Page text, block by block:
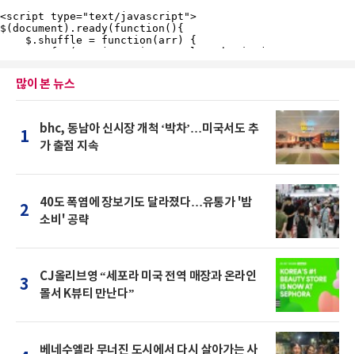
많이 본 뉴스
1
bhc, 동남아 신시장 개척 ‘박차’…미국서도 추
가 출점 지속
2
40도 폭염에 장보기도 달라졌다…유통가 '밤
소비' 공략
3
CJ올리브영 “세포라 미국 전역 매장과 온라인
몰서 K뷰티 만난다”
베네수엘라 무너진 도시에서 다시 살아가는 사